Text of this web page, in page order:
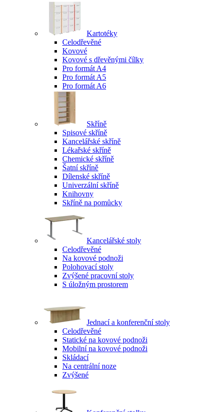
Kartotéky
Celodřevěné
Kovové
Kovové s dřevěnými čílky
Pro formát A4
Pro formát A5
Pro formát A6
Skříně
Spisové skříně
Kancelářské skříně
Lékařské skříně
Chemické skříně
Šatní skříně
Dílenské skříně
Univerzální skříně
Knihovny
Skříně na pomůcky
Kancelářské stoly
Celodřevěné
Na kovové podnoži
Polohovací stoly
Zvýšené pracovní stoly
S úložným prostorem
Jednací a konferenční stoly
Celodřevěné
Statické na kovové podnoži
Mobilní na kovové podnoži
Skládací
Na centrální noze
Zvýšené